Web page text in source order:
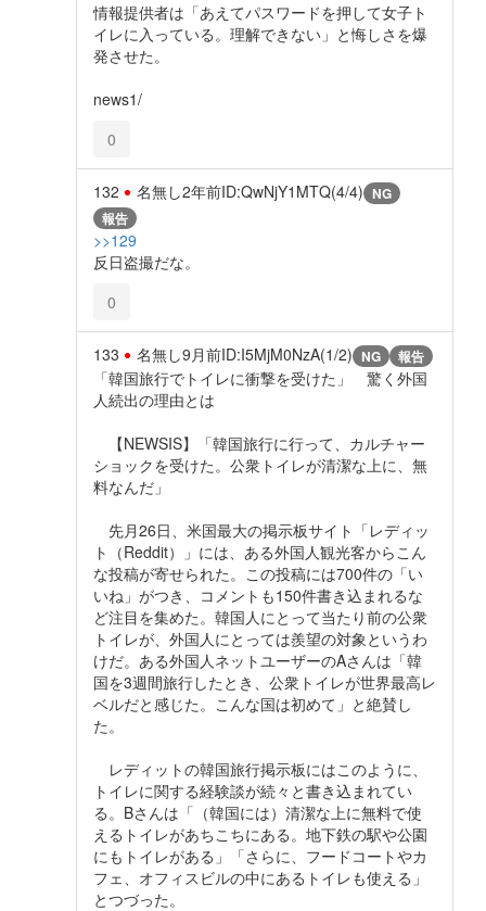
情報提供者は「あえてパスワードを押して女子ト
イレに入っている。理解できない」と悔しさを爆
発させた。
news1/
0
132 名無し2年前ID:QwNjY1MTQ(4/4) NG
報告
>>129
反日盗撮だな。
0
133 名無し9月前ID:I5MjM0NzA(1/2) NG 報告
「韓国旅行でトイレに衝撃を受けた」 驚く外国
人続出の理由とは
【NEWSIS】「韓国旅行に行って、カルチャー
ショックを受けた。公衆トイレが清潔な上に、無
料なんだ」
先月26日、米国最大の掲示板サイト「レディッ
ト（Reddit）」には、ある外国人観光客からこん
な投稿が寄せられた。この投稿には700件の「い
いね」がつき、コメントも150件書き込まれるな
ど注目を集めた。韓国人にとって当たり前の公衆
トイレが、外国人にとっては羨望の対象というわ
けだ。ある外国人ネットユーザーのAさんは「韓
国を3週間旅行したとき、公衆トイレが世界最高レ
ベルだと感じた。こんな国は初めて」と絶賛し
た。
レディットの韓国旅行掲示板にはこのように、
トイレに関する経験談が続々と書き込まれてい
る。Bさんは「（韓国には）清潔な上に無料で使
えるトイレがあちこちにある。地下鉄の駅や公園
にもトイレがある」「さらに、フードコートやカ
フェ、オフィスビルの中にあるトイレも使える」
とつづった。